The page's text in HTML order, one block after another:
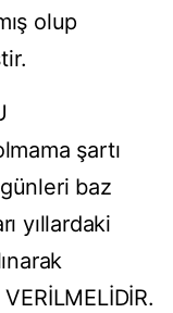
olup
şartı
baz
yıllardaki